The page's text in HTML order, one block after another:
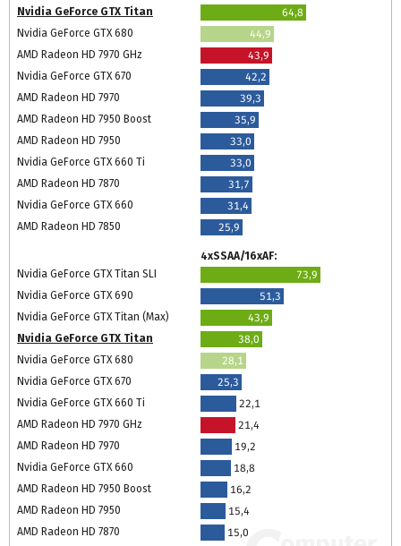
Nvidia GeForce GTX Titan
64,8
Nvidia GeForce GTX 680
44,9
AMD Radeon HD 7970 GHz
43,9
Nvidia GeForce GTX 670
42,2
AMD Radeon HD 7970
39,3
AMD Radeon HD 7950 Boost
35,9
AMD Radeon HD 7950
33,0
Nvidia GeForce GTX 660 Ti
33,0
AMD Radeon HD 7870
31,7
Nvidia GeForce GTX 660
31,4
AMD Radeon HD 7850
25,9
4xSSAA/16xAF:
Nvidia GeForce GTX Titan SLI
73,9
Nvidia GeForce GTX 690
51,3
Nvidia GeForce GTX Titan (Max)
43,9
Nvidia GeForce GTX Titan
38,0
Nvidia GeForce GTX 680
28,1
Nvidia GeForce GTX 670
25,3
Nvidia GeForce GTX 660 Ti
22,1
AMD Radeon HD 7970 GHz
21,4
AMD Radeon HD 7970
19,2
Nvidia GeForce GTX 660
18,8
AMD Radeon HD 7950 Boost
16,2
AMD Radeon HD 7950
15,4
AMD Radeon HD 7870
15,0